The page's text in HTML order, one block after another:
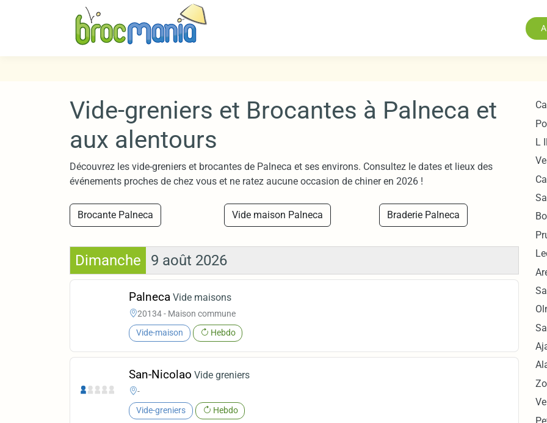
Vide-greniers et Brocantes à Palneca et
aux alentours
Découvrez les vide-greniers et brocantes de Palneca et ses environs. Consultez le dates et lieux des
événements proches de chez vous et ne ratez aucune occasion de chiner en 2026 !
Brocante Palneca Vide maison Palneca Braderie Palneca
Dimanche 9 août 2026
Palneca Vide maisons
20134 - Maison commune
Vide-maison Hebdo
San-Nicolao Vide greniers
-
Vide-greniers Hebdo
L